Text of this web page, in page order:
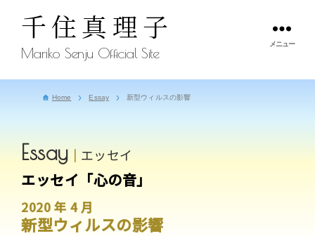
千住真理子
Mariko Senju Official Site
メニュー
Home Essay 新型ウィルスの影響
Essay エッセイ
エッセイ「心の音」
2020 年 4 月
新型ウィルスの影響